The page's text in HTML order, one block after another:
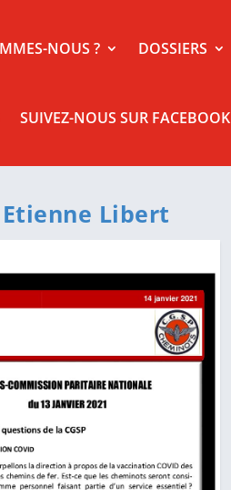
NOUS ? DOSSIERS
SUIVEZ-NOUS SUR FACEBOOK
Etienne Libert